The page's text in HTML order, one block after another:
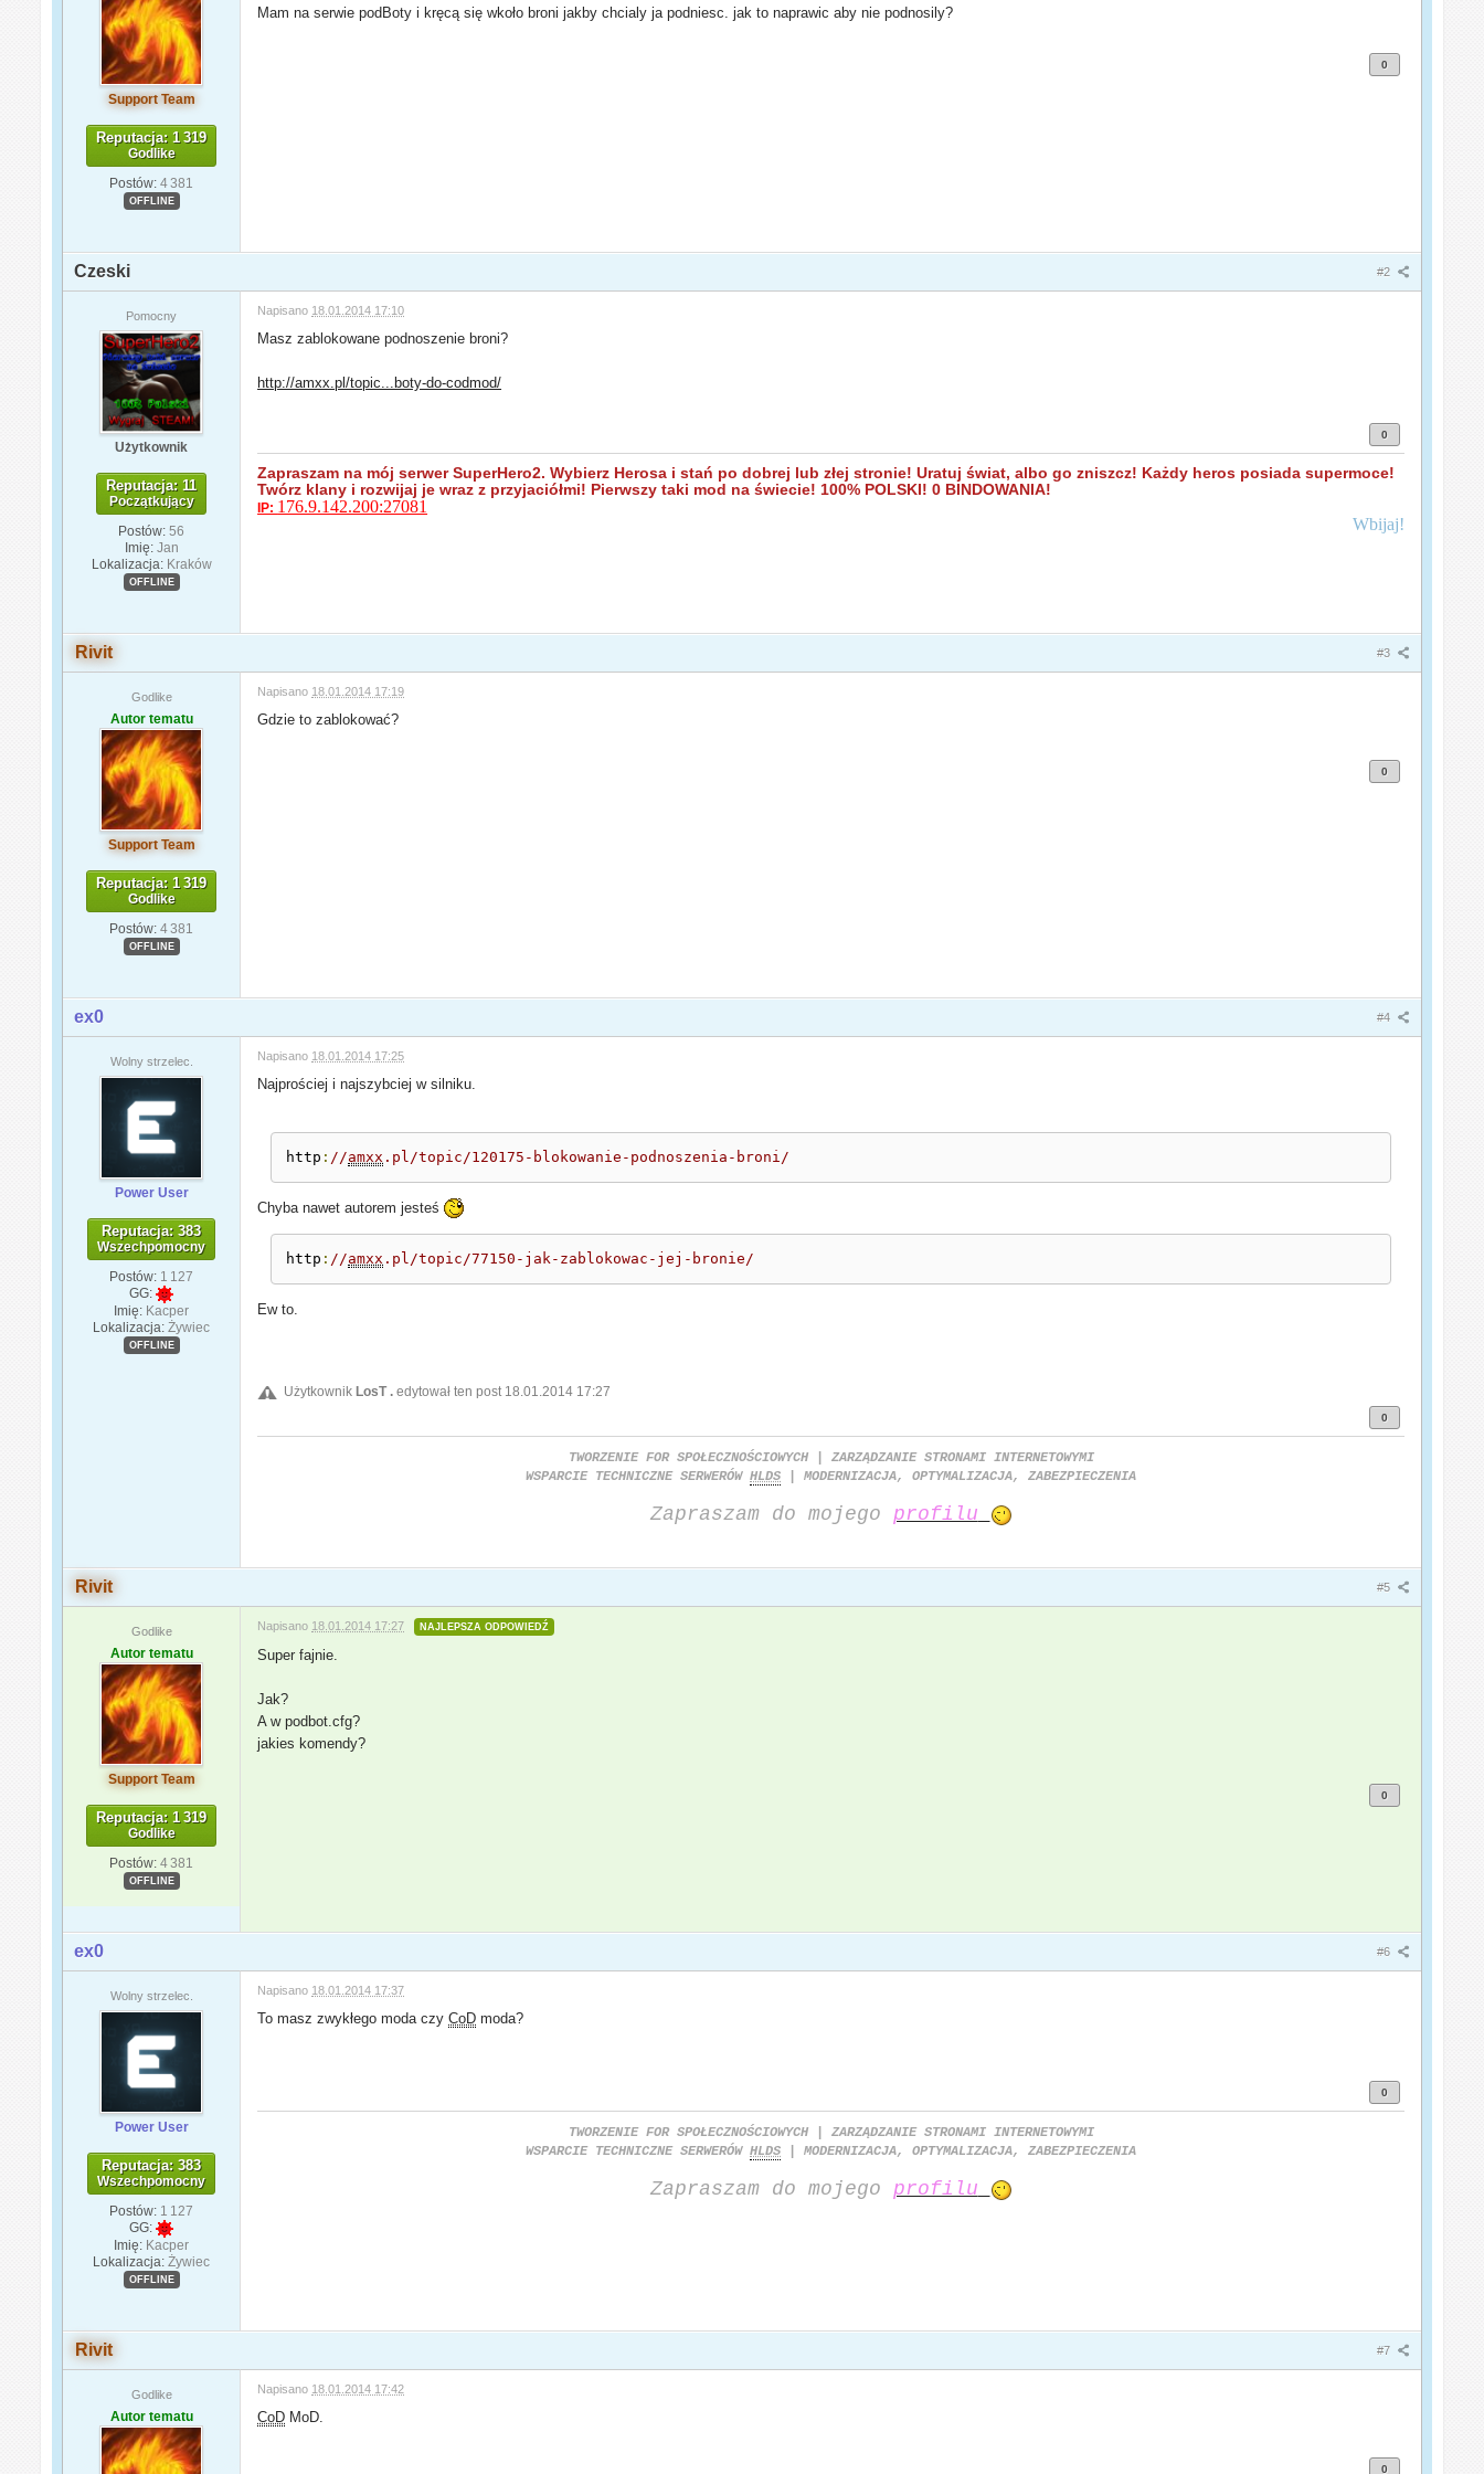
Support Team
Reputacja: 1 319
Godlike
Postów: 4 381
OFFLINE
Mam na serwie podBoty i kręcą się wkoło broni jakby chcialy ja podniesc. jak to naprawic aby nie podnosily?
0
#2
Czeski
Pomocny
Użytkownik
Reputacja: 11
Początkujący
Postów: 56
Imię: Jan
Lokalizacja: Kraków
OFFLINE
Napisano 18.01.2014 17:10
Masz zablokowane podnoszenie broni?
http://amxx.pl/topic...boty-do-codmod/
0
Zapraszam na mój serwer SuperHero2. Wybierz Herosa i stań po dobrej lub złej stronie! Uratuj świat, albo go zniszcz! Każdy heros posiada supermoce!
Twórz klany i rozwijaj je wraz z przyjaciółmi! Pierwszy taki mod na świecie! 100% POLSKI! 0 BINDOWANIA!
IP: 176.9.142.200:27081
Wbijaj!
#3
Rivit
Godlike
Autor tematu
Support Team
Reputacja: 1 319
Godlike
Postów: 4 381
OFFLINE
Napisano 18.01.2014 17:19
Gdzie to zablokować?
0
#4
ex0
Wolny strzelec.
Power User
Reputacja: 383
Wszechpomocny
Postów: 1 127
GG:
Imię: Kacper
Lokalizacja: Żywiec
OFFLINE
Napisano 18.01.2014 17:25
Najprościej i najszybciej w silniku.
http : //amxx .pl/topic/120175-blokowanie-podnoszenia-broni/
Chyba nawet autorem jesteś
http : //amxx .pl/topic/77150-jak-zablokowac-jej-bronie/
Ew to.
UżytkownikLosT . edytował ten post 18.01.2014 17:27
0
TWORZENIE FOR SPOŁECZNOŚCIOWYCH | ZARZĄDZANIE STRONAMI INTERNETOWYMI
WSPARCIE TECHNICZNE SERWERÓW HLDS | MODERNIZACJA, OPTYMALIZACJA, ZABEZPIECZENIA
Zapraszam do mojego profilu
#5
Rivit
Godlike
Autor tematu
Support Team
Reputacja: 1 319
Godlike
Postów: 4 381
OFFLINE
Napisano 18.01.2014 17:27 NAJLEPSZA ODPOWIEDŹ
Super fajnie.
Jak?
A w podbot.cfg?
jakies komendy?
0
#6
ex0
Wolny strzelec.
Power User
Reputacja: 383
Wszechpomocny
Postów: 1 127
GG:
Imię: Kacper
Lokalizacja: Żywiec
OFFLINE
Napisano 18.01.2014 17:37
To masz zwykłego moda czyCoD moda?
0
TWORZENIE FOR SPOŁECZNOŚCIOWYCH | ZARZĄDZANIE STRONAMI INTERNETOWYMI
WSPARCIE TECHNICZNE SERWERÓW HLDS | MODERNIZACJA, OPTYMALIZACJA, ZABEZPIECZENIA
Zapraszam do mojego profilu
#7
Rivit
Godlike
Autor tematu
Napisano 18.01.2014 17:42
CoD MoD.
0